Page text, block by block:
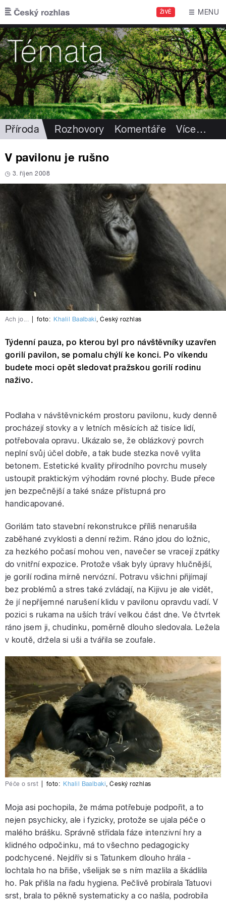
Přejít k hlavnímu obsahu
ŽIVĚ MENU
Příroda Rozhovory Komentáře Více…
V pavilonu je rušno
3. říjen 2008
Ach jo... foto: Khalil Baalbaki ,Český rozhlas
Týdenní pauza, po kterou byl pro návštěvníky uzavřen
gorilí pavilon, se pomalu chýlí ke konci. Po víkendu
budete moci opět sledovat pražskou gorilí rodinu
naživo.
Podlaha v návštěvnickém prostoru pavilonu, kudy denně
procházejí stovky a v letních měsících až tisíce lidí,
potřebovala opravu. Ukázalo se, že oblázkový povrch
neplní svůj účel dobře, a tak bude stezka nově vylita
betonem. Estetické kvality přírodního povrchu musely
ustoupit praktickým výhodám rovné plochy. Bude přece
jen bezpečnější a také snáze přístupná pro
handicapované.
Gorilám tato stavební rekonstrukce příliš nenarušila
zaběhané zvyklosti a denní režim. Ráno jdou do ložnic,
za hezkého počasí mohou ven, navečer se vracejí zpátky
do vnitřní expozice. Protože však byly úpravy hlučnější,
je gorilí rodina mírně nervózní. Potravu všichni přijímají
bez problémů a stres také zvládají, na Kijivu je ale vidět,
že jí nepříjemné narušení klidu v pavilonu opravdu vadí. V
pozici s rukama na uších tráví velkou část dne. Ve čtvrtek
ráno jsem ji, chudinku, poměrně dlouho sledovala. Ležela
v koutě, držela si uši a tvářila se zoufale.
Péče o srst foto: Khalil Baalbaki,Český rozhlas
Moja asi pochopila, že máma potřebuje podpořit, a to
nejen psychicky, ale i fyzicky, protože se ujala péče o
malého brášku. Správně střídala fáze intenzivní hry a
klidného odpočinku, má to všechno pedagogicky
podchycené. Nejdřív si s Tatunkem dlouho hrála -
lochtala ho na břiše, všelijak se s ním mazlila a škádlila
ho. Pak přišla na řadu hygiena. Pečlivě probírala Tatuovi
srst, brala to pěkně systematicky a co našla, podrobila